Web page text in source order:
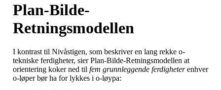
Plan-Bilde-
Retningsmodellen
I kontrast til Nivåstigen, som beskriver en lang rekke o-
tekniske ferdigheter, sier Plan-Bilde-Retningsmodellen at
orientering koker ned til fem grunnleggende ferdigheterenhver
o-løper bør ha for lykkes i o-løypa: